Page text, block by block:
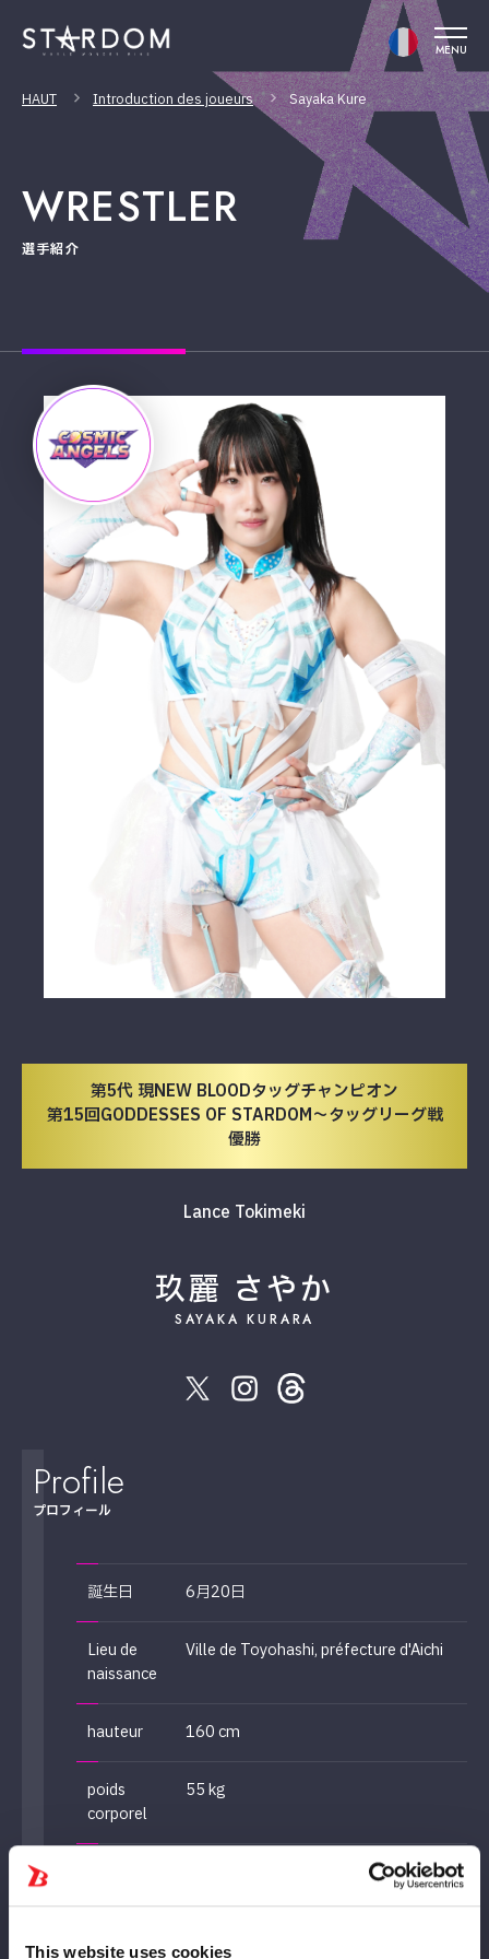
This website uses cookies
MENU
HAUT Introduction des joueurs Sayaka Kure
WRESTLER
選手紹介
第5代 現NEW BLOODタッグチャンピオン
第15回GODDESSES OF STARDOM～タッグリーグ戦
優勝
Lance Tokimeki
玖麗 さやか
SAYAKA KURARA
Profile
プロフィール
誕生日 6月20日
Lieu de
naissance
Ville de Toyohashi, préfecture d'Aichi
hauteur 160 cm
poids
corporel
55 kg
25 décembre 2023, Shinagawa
Intercity Hall (vs. Saya Kamitani)
Spécialité Coupeur Tokimeki, Lance Tokimeki